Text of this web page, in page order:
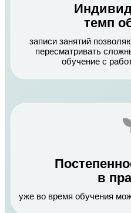
темп
записи занятий
пересматривать
обучение с
в
уже во время обучения